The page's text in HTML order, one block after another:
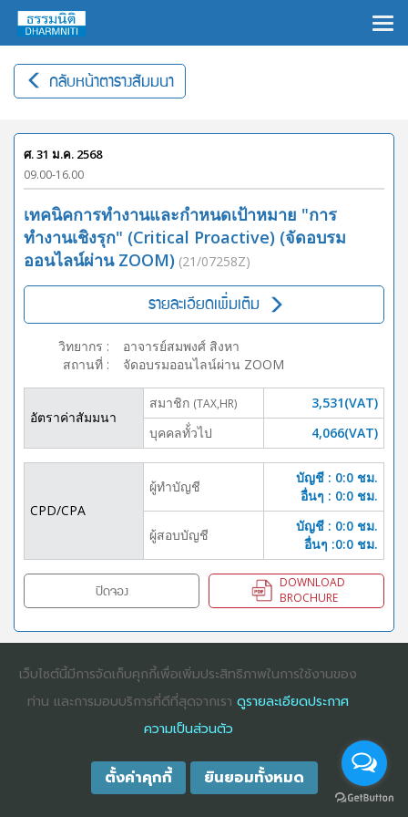
กลับหน้าตารางสัมมนา
ศ. 31 ม.ค. 2568
09.00-16.00
เทคนิคการทำงานและกำหนดเป้าหมาย "การ
ทำงานเชิงรุก" (Critical Proactive) (จัดอบรม
ออนไลน์ผ่าน ZOOM) (21/07258Z)
รายละเอียดเพิ่มเติม
วิทยากร :
อาจารย์สมพงศ์ สิงหา
สถานที่ : จัดอบรมออนไลน์ผ่าน ZOOM
อัตราค่าสัมมนา
สมาชิก (TAX,HR)
3,531(VAT)
บุคคลทั้่วไป
4,066(VAT)
CPD/CPA
ผู้ทำบัญชี
บัญชี : 0:0 ชม.
อื่นๆ : 0:0 ชม.
ผู้สอบบัญชี
บัญชี : 0:0 ชม.
อื่นๆ :0:0 ชม.
ปิดจอง
DOWNLOAD
BROCHURE
COPYRIGHT ©2025DHARMNITI SEMINAR AND TRAINING CO., LTD
RIGHTS RESERVED. E-COMMERCIAL REGISTRATION 0105529026680
เว็บไซต์นี้มีการจัดเก็บคุกกี้เพื่อเพิ่มประสิทธิภาพในการใช้งานของ
ท่าน และการมอบบริการที่ดีที่สุดจากเรา ดูรายละเอียดประกาศ
ความเป็นส่วนตัว
ตั้งค่าคุกกี้ ยินยอมทั้งหมด
×